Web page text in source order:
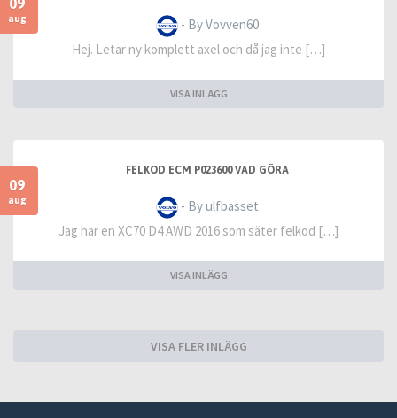
aug
- By Vovven60
Hej. Letar ny komplett axel och då jag inte […]
VISA INLÄGG
09
aug
FELKOD ECM P023600 VAD GÖRA
- By ulfbasset
Jag har en XC70 D4 AWD 2016 som säter felkod […]
VISA INLÄGG
VISA FLER INLÄGG